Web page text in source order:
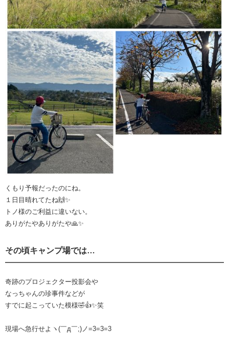
くもり予報だったのにね。
１日目晴れてたね🙌✨
トノ様のご利益に違いない。
ありがたやありがたや🙏✨
その頃キャンプ場では…
奇跡のプロジェクター投影会や
なっちゃんの珍事件などが
すでに起こっていた模様🤣👍✨笑
現場へ急行せよヽ(￣д￣;)ノ=3=3=3